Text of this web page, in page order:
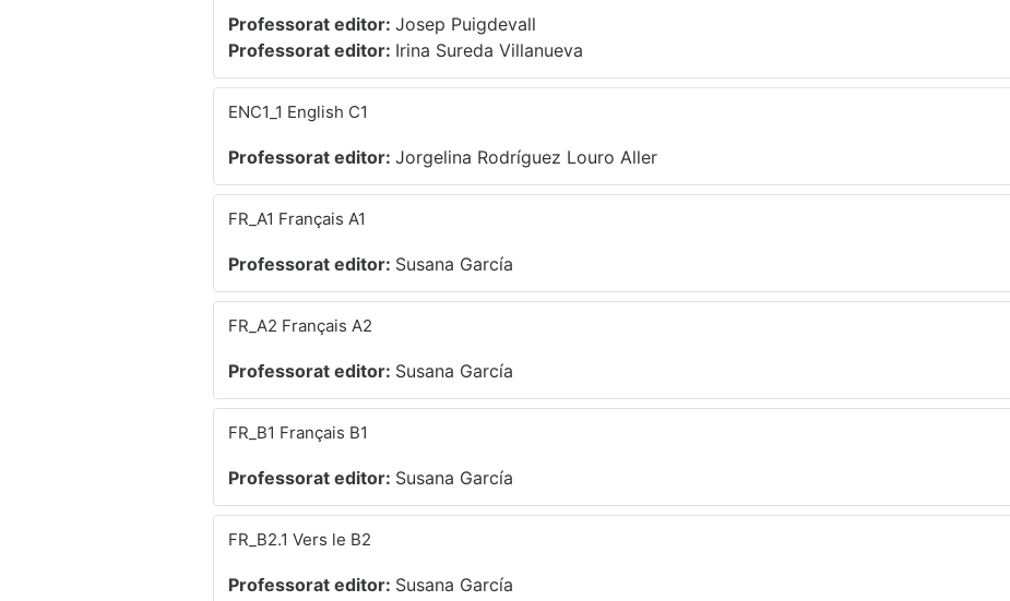
Professorat editor: Josep Puigdevall
Professorat editor: Irina Sureda Villanueva
ENC1_1 English C1
Professorat editor: Jorgelina Rodríguez Louro Aller
FR_A1 Français A1
Professorat editor: Susana García
FR_A2 Français A2
Professorat editor: Susana García
FR_B1 Français B1
Professorat editor: Susana García
FR_B2.1 Vers le B2
Professorat editor: Susana García